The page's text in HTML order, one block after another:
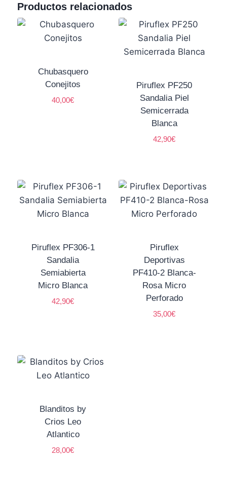
Productos relacionados
Chubasquero
Conejitos
40,00€
Piruflex PF250
Sandalia Piel
Semicerrada
Blanca
42,90€
Piruflex PF306-1
Sandalia
Semiabierta
Micro Blanca
42,90€
Piruflex
Deportivas
PF410-2 Blanca-
Rosa Micro
Perforado
35,00€
Blanditos by
Crios Leo
Atlantico
28,00€